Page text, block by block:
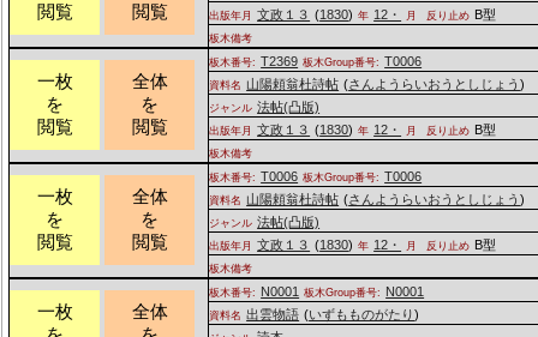
閲覧
閲覧
出版年月 文政１３ (1830) 年 12・ 月 反り止め B型
板木備考
一枚
を
閲覧
全体
を
閲覧
板木番号: T2369 板木Group番号: T0006
資料名 山陽頼翁杜詩帖 (さんようらいおうとしじょう)
ジャンル 法帖(凸版)
出版年月 文政１３ (1830) 年 12・ 月 反り止め B型
板木備考
一枚
を
閲覧
全体
を
閲覧
板木番号: T0006 板木Group番号: T0006
資料名 山陽頼翁杜詩帖 (さんようらいおうとしじょう)
ジャンル 法帖(凸版)
出版年月 文政１３ (1830) 年 12・ 月 反り止め B型
板木備考
一枚
全体
板木番号: N0001 板木Group番号: N0001
資料名 出雲物語 (いずもものがたり)